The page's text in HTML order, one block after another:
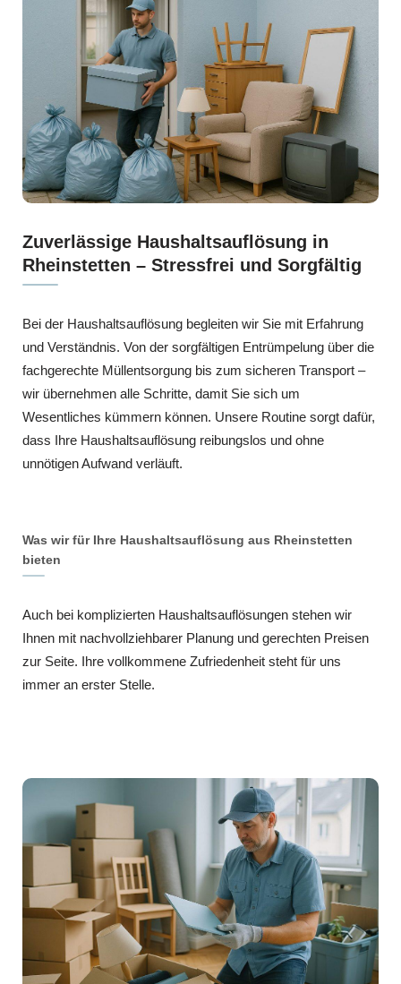
Zuverlässige Haushaltsauflösung in
Rheinstetten – Stressfrei und Sorgfältig
Bei der Haushaltsauflösung begleiten wir Sie mit Erfahrung
und Verständnis. Von der sorgfältigen Entrümpelung über die
fachgerechte Müllentsorgung bis zum sicheren Transport –
wir übernehmen alle Schritte, damit Sie sich um
Wesentliches kümmern können. Unsere Routine sorgt dafür,
dass Ihre Haushaltsauflösung reibungslos und ohne
unnötigen Aufwand verläuft.
Was wir für Ihre Haushaltsauflösung aus Rheinstetten
bieten
Auch bei komplizierten Haushaltsauflösungen stehen wir
Ihnen mit nachvollziehbarer Planung und gerechten Preisen
zur Seite. Ihre vollkommene Zufriedenheit steht für uns
immer an erster Stelle.